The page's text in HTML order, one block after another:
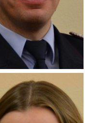
Wehrführer -
Oberbrandmeister
Maik Schröder